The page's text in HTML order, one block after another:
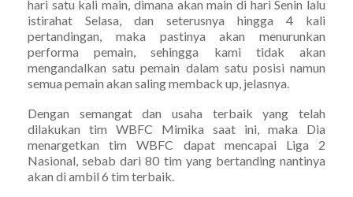
hari satu kali main, dimana akan main di hari Senin lalu
istirahat Selasa, dan seterusnya hingga 4 kali
pertandingan, maka pastinya akan menurunkan
performa pemain, sehingga kami tidak akan
mengandalkan satu pemain dalam satu posisi namun
semua pemain akan saling memback up, jelasnya.
Dengan semangat dan usaha terbaik yang telah
dilakukan tim WBFC Mimika saat ini, maka Dia
menargetkan tim WBFC dapat mencapai Liga 2
Nasional, sebab dari 80 tim yang bertanding nantinya
akan di ambil 6 tim terbaik.